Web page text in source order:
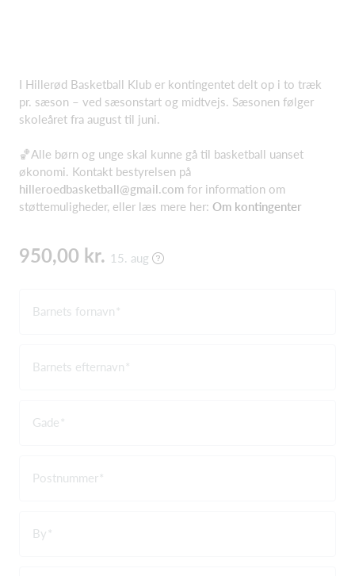
I Hillerød Basketball Klub er kontingentet delt op i to træk
pr. sæson – ved sæsonstart og midtvejs. Sæsonen følger
skoleåret fra august til juni.
🏀Alle børn og unge skal kunne gå til basketball uanset
økonomi. Kontakt bestyrelsen på
hilleroedbasketball@gmail.com for information om
støttemuligheder, eller læs mere her: Om kontingenter
950,00 kr. 15. aug
Barnets fornavn
Barnets efternavn
Gade
Postnummer
By